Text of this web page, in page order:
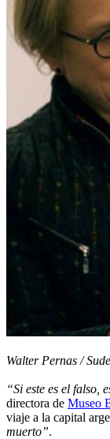
Walter Pernas /
“Si este es el falso,
directora de Museo
viaje a la capital
muerto”.